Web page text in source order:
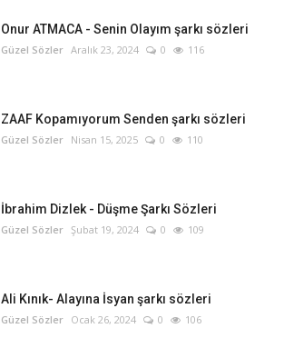
Onur ATMACA - Senin Olayım şarkı sözleri
Güzel Sözler Aralık 23, 2024 0 116
ZAAF Kopamıyorum Senden şarkı sözleri
Güzel Sözler Nisan 15, 2025 0 110
İbrahim Dizlek - Düşme Şarkı Sözleri
Güzel Sözler Şubat 19, 2024 0 109
Ali Kınık- Alayına İsyan şarkı sözleri
Güzel Sözler Ocak 26, 2024 0 106